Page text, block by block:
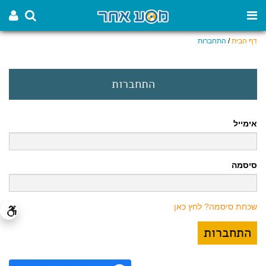
דף הבית/ התחברות
התחברות
אימייל
סיסמה
שכחת סיסמה? לחץ כאן